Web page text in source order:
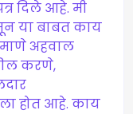
दिले आहे. मी
या बाबत काय
अहवाल
करणे,
होत आहे. काय